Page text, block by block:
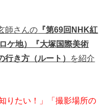
師さんの 『第69回NHK紅
ケ地）『大塚国際美術
行き方（ルート） を紹介
りたい！」「撮影場所の